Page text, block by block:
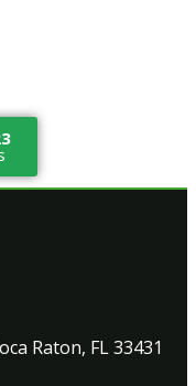
Raton, FL 33431